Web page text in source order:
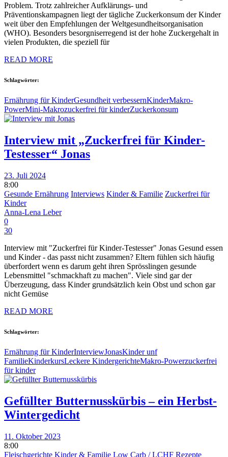
Problem. Trotz zahlreicher Aufklärungs- und
Präventionskampagnen liegt der tägliche Zuckerkonsum der Kinder
weit über den Empfehlungen der Weltgesundheitsorganisation
(WHO). Besonders besorgniserregend ist der hohe Zuckergehalt in
vielen Produkten, die speziell für
READ MORE
Schlagwörter:
Ernährung für KinderGesundheit verbessernKinderMakro-
PowerMini-Makrozuckerfrei für kinderZuckerkonsum
Interview mit „Zuckerfrei für Kinder-
Testesser“ Jonas
23. Juli 2024
8:00
Gesunde Ernährung Interviews Kinder & Familie Zuckerfrei für
Kinder
Anna-Lena Leber
0
30
Interview mit "Zuckerfrei für Kinder-Testesser" Jonas Gesund essen
und Kinder - das passt nicht zusammen? Eltern fühlen sich häufig
überfordert wenn es darum geht ihren Sprösslingen gesunde
Lebensmittel "schmackhaft zu machen". Viele sind gar der
Überzeugung, dass Kinder grundsätzlich kein Obst und schon gar
nicht Gemüse
READ MORE
Schlagwörter:
Ernährung für KinderInterviewJonasKinder unf
FamilieKinderkursLeckere KindergerichteMakro-Powerzuckerfrei
für kinder
Gefüllter Butternusskürbis – ein Herbst-
Wintergedicht
11. Oktober 2023
8:00
Fleischgerichte Kinder & Familie Low Carb / LCHF Rezepte